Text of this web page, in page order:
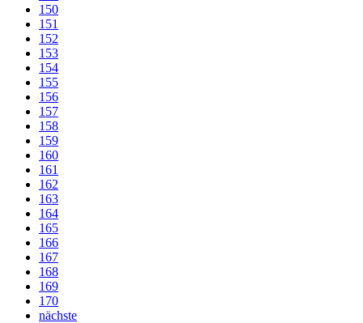
150
151
152
153
154
155
156
157
158
159
160
161
162
163
164
165
166
167
168
169
170
nächste